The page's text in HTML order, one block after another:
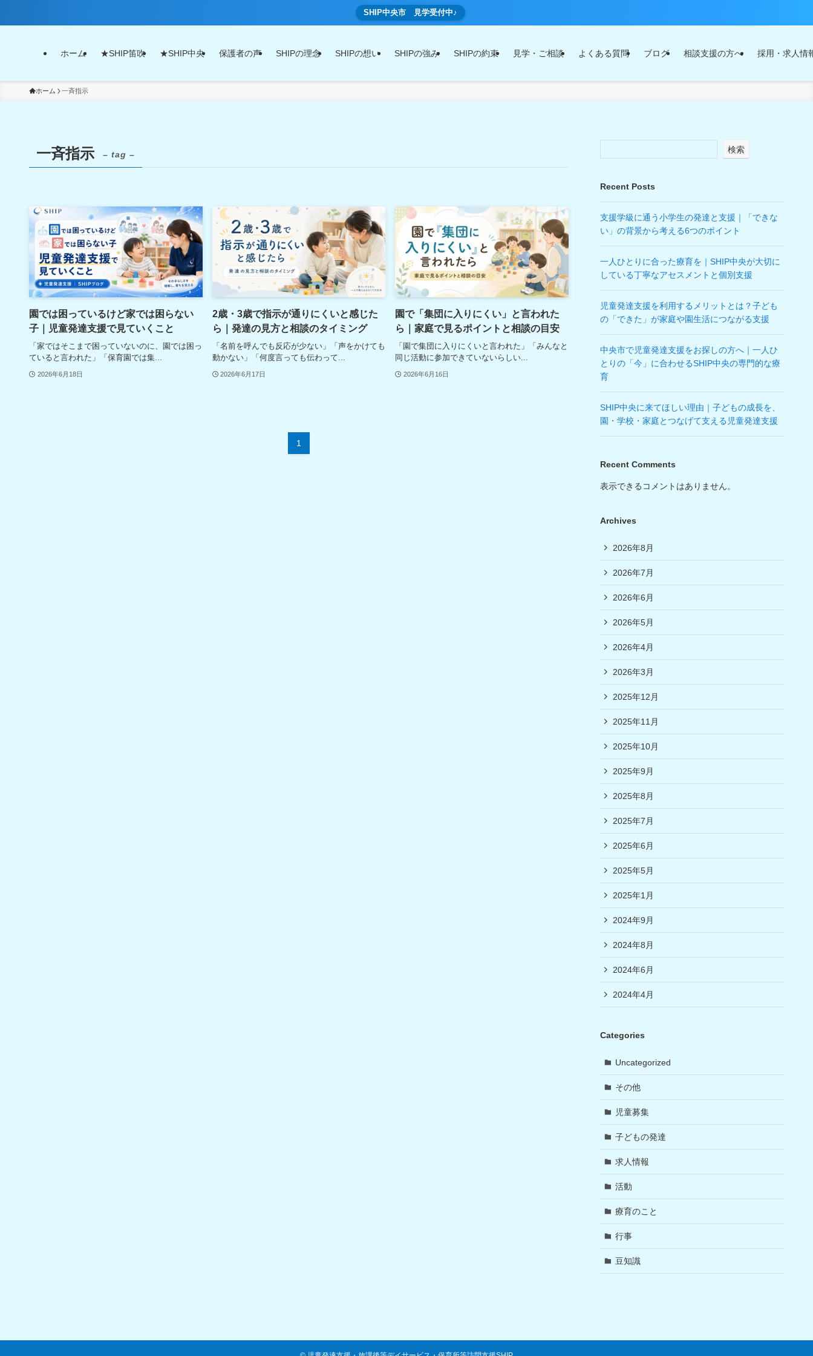
SHIP中央市 見学受付中♪
ホーム ★SHIP笛吹 ★SHIP中央 保護者の声 SHIPの理念 SHIPの想い SHIPの強み SHIPの約束 見学・ご相談 よくある質問 ブログ 相談支援の方へ 採用・求人情
ホーム 一斉指示
一斉指示 – tag –
園では困っているけど家では困らない
子｜児童発達支援で見ていくこと
「家ではそこまで困っていないのに、園では困っ
ていると言われた」「保育園では集...
2026年6月18日
2歳・3歳で指示が通りにくいと感じた
ら｜発達の見方と相談のタイミング
「名前を呼んでも反応が少ない」「声をかけても
動かない」「何度言っても伝わって...
2026年6月17日
園で「集団に入りにくい」と言われた
ら｜家庭で見るポイントと相談の目安
「園で集団に入りにくいと言われた」「みんなと
同じ活動に参加できていないらしい...
2026年6月16日
1
検索
Recent Posts
支援学級に通う小学生の発達と支援｜「できな
い」の背景から考える6つのポイント
一人ひとりに合った療育を｜SHIP中央が大切に
している丁寧なアセスメントと個別支援
児童発達支援を利用するメリットとは？子ども
の「できた」が家庭や園生活につながる支援
中央市で児童発達支援をお探しの方へ｜一人ひ
とりの「今」に合わせるSHIP中央の専門的な療
育
SHIP中央に来てほしい理由｜子どもの成長を、
園・学校・家庭とつなげて支える児童発達支援
Recent Comments
表示できるコメントはありません。
Archives
2026年8月
2026年7月
2026年6月
2026年5月
2026年4月
2026年3月
2025年12月
2025年11月
2025年10月
2025年9月
2025年8月
2025年7月
2025年6月
2025年5月
2025年1月
2024年9月
2024年8月
2024年6月
2024年4月
Categories
Uncategorized
その他
児童募集
子どもの発達
求人情報
活動
療育のこと
行事
豆知識